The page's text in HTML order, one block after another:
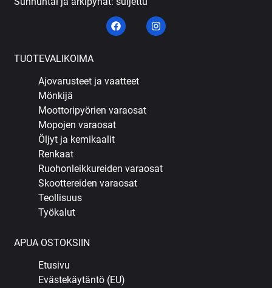
TUOTEVALIKOIMA
Ajovarusteet ja vaatteet
Mönkijä
Moottoripyörien varaosat
Mopojen varaosat
Öljyt ja kemikaalit
Renkaat
Ruohonleikkureiden varaosat
Skoottereiden varaosat
Teollisuus
Työkalut
APUA OSTOKSIIN
Etusivu
Evästekäytäntö (EU)